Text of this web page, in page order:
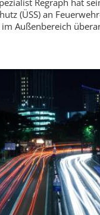
(ÜSS) an
Außenbereich